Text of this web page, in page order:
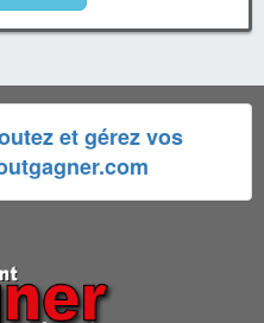
et gérez vos